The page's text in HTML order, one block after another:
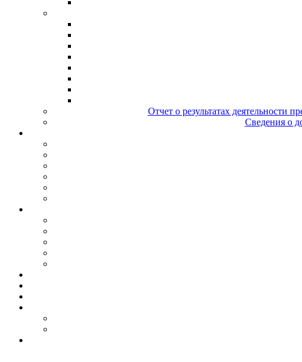
Отчет о результатах деятельности
Сведения о